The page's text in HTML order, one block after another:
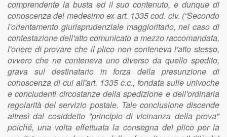
comprendente la busta ed il suo contenuto, e dunque di
conoscenza del medesimo ex art. 1335 cod. civ. (“Secondo
l'orientamento giurisprudenziale maggioritario, nel caso di
contestazione dell'atto comunicato a mezzo raccomandata,
l'onere di provare che il plico non conteneva l'atto stesso,
ovvero che ne conteneva uno diverso da quello spedito,
grava sul destinatario in forza della presunzione di
conoscenza di cui all'art. 1335 c.c., fondata sulle univoche
e concludenti circostanze della spedizione e dell'ordinaria
regolarità del servizio postale. Tale conclusione discende
altresì dal cosiddetto "principio di vicinanza della prova"
poiché, una volta effettuata la consegna del plico per la